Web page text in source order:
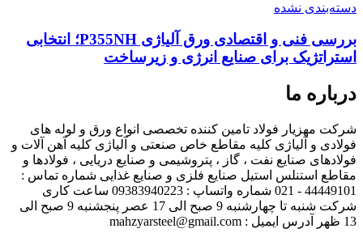
دسته‌بندی نشده
بررسی فنی و اقتصادی ورق آلیاژی P355NH؛ انتخابی
استراتژیک برای صنایع انرژی و زیرساخت
درباره ما
شرکت مهزیار فولاد تامین کننده تخصصی انواع ورق و لوله های
فولادی و آلیاژی کلیه مقاطع خاص صنعتی و آلیاژی کلیه آهن آلات و
فولادهای صنایع نفت ، گاز ، پتروشیمی و صنایع دریایی ، فولادها و
مقاطع استنلس استیل صنایع فلزی و صنایع غذایی شماره تماس :
44449101 - 021 شماره واتساپ : 09383940223 ساعت کاری
شرکت شنبه تا چهارشنبه 9 صبح الی 17 عصر پنجشنبه 9 صبح الی
13 ظهر آدرس ایمیل : mahzyarsteel@gmail.com